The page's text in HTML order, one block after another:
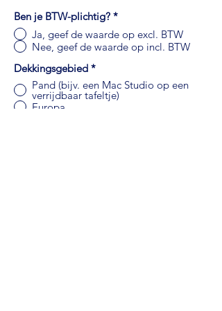
Ben je BTW-plichtig? *
Ja, geef de waarde op excl. BTW
Nee, geef de waarde op incl. BTW
Dekkingsgebied *
Pand (bijv. een Mac Studio op een
verrijdbaar tafeltje)
Europa